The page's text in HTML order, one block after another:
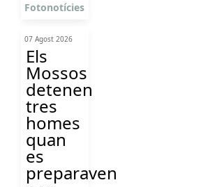
Fotonotícies
07 Agost 2026
Els
Mossos
detenen
tres
homes
quan
es
preparaven